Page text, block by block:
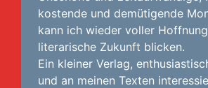
kostende und demütigende
kann ich wieder voller
literarische Zukunft blicken.
Ein kleiner Verlag,
und an meinen Texten